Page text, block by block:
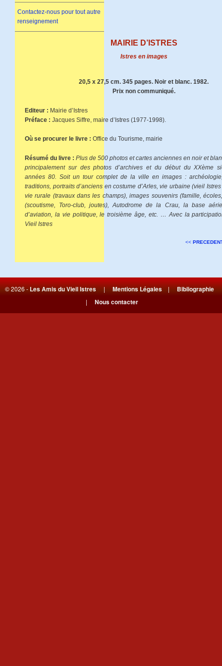
Contactez-nous pour tout autre
renseignement
MAIRIE D’ISTRES
Istres en images
20,5 x 27,5 cm. 345 pages. Noir et blanc. 1982.
Prix non communiqué.
Editeur : Mairie d’Istres
Préface : Jacques Siffre, maire d’Istres (1977-1998).
Où se procurer le livre : Office du Tourisme, mairie
Résumé du livre : Plus de 500 photos et cartes anciennes en noir et
principalement sur des photos d’archives et du début du XXème
années 80. Soit un tour complet de la ville en images :
traditions, portraits d’anciens en costume d’Arles, vie urbaine (vieil
vie rurale (travaux dans les champs), images souvenirs (famille,
(scoutisme, Toro-club, joutes), Autodrome de la Crau, la base
d’aviation, la vie politique, le troisième âge, etc. … Avec la
Vieil Istres
<<
© 2026 -Les Amis du Vieil Istres|Mentions Légales|Bibliographie
| Nous contacter